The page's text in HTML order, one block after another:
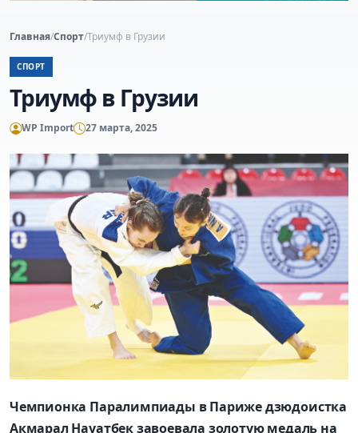
Главная/Спорт/Триумф в Грузии
СПОРТ
Триумф в Грузии
WP Import 27 марта, 2025
Чемпионка Паралимпиады в Париже дзюдоистка
Акмарал Науатбек завоевала золотую медаль на